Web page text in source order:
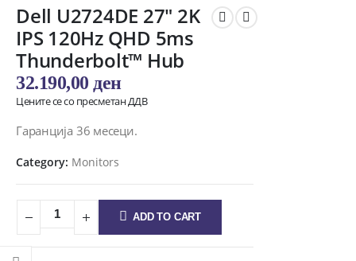
Dell U2724DE 27″ 2K
IPS 120Hz QHD 5ms
Thunderbolt™ Hub
32.190,00 ден
Цените се со пресметан ДДВ
Гаранција 36 месеци.
Category: Monitors
ADD TO CART